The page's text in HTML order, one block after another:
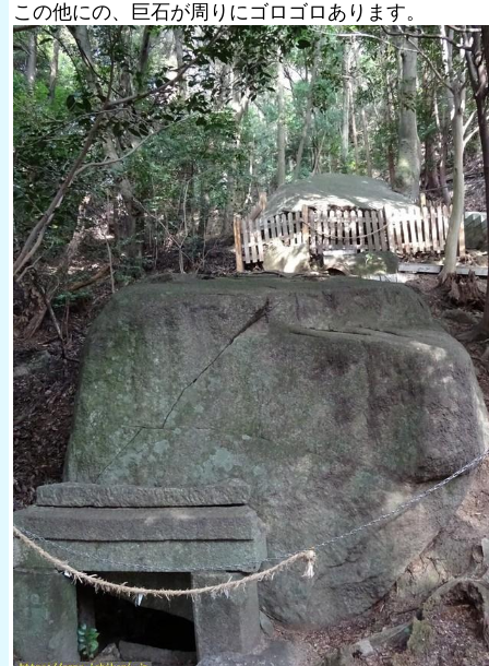
この他にの、巨石が周りにゴロゴロあります。